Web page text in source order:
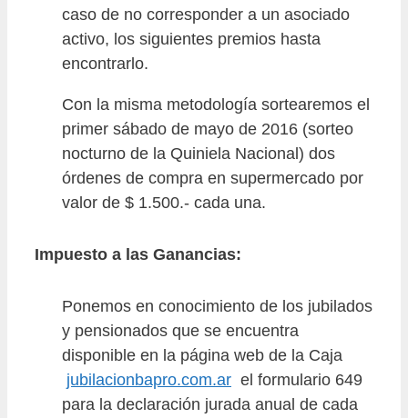
caso de no corresponder a un asociado
activo, los siguientes premios hasta
encontrarlo.
Con la misma metodología sortearemos el
primer sábado de mayo de 2016 (sorteo
nocturno de la Quiniela Nacional) dos
órdenes de compra en supermercado por
valor de $ 1.500.- cada una.
Impuesto a las Ganancias:
Ponemos en conocimiento de los jubilados
y pensionados que se encuentra
disponible en la página web de la Caja
jubilacionbapro.com.ar el formulario 649
para la declaración jurada anual de cada